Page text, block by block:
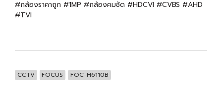
#กล้องราคาถูก #1MP #กล้องคมชัด #HDCVI #CVBS #AHD
#TVI
CCTV FOCUS FOC-H6110B